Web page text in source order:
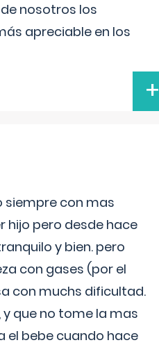
nosotros los
apreciable en los
+
siempre con mas
hijo pero desde hace
y bien. pero
con gases (por el
con muchs dificultad.
que no tome la mas
el bebe cuando hace